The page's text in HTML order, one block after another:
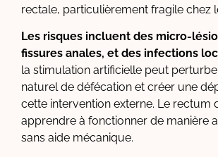
rectale, particulièrement fragile chez
Les risques incluent des micro-
fissures anales, et des infections
la stimulation artificielle peut
naturel de défécation et créer une
cette intervention externe. Le rectum
apprendre à fonctionner de manière
sans aide mécanique.